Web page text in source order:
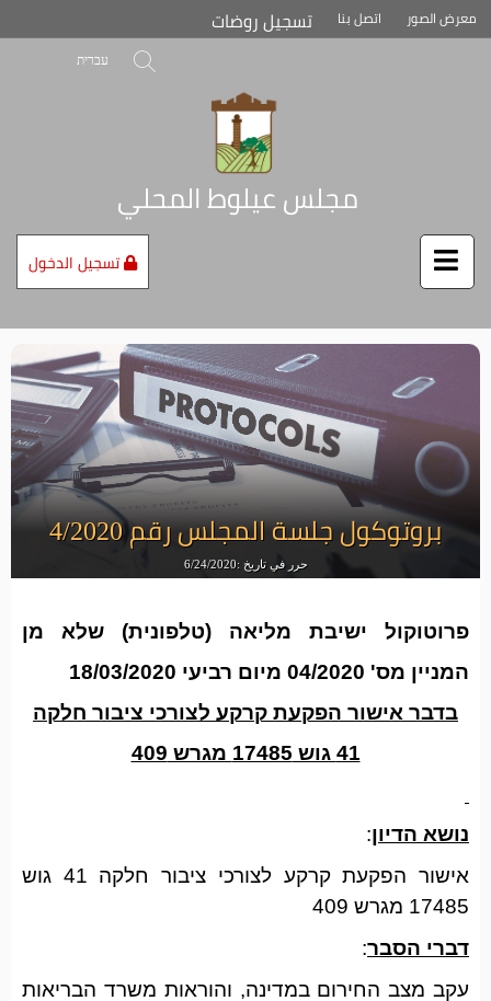
إلى
معرض الصور اتصل بنا تسجيل روضات
بحث עברית
مجلس عيلوط المحلي
تسجيل الدخول
بروتوكول جلسة المجلس رقم 4/2020
حرر في تاريخ :6/24/2020
פרוטוקול ישיבת מליאה (טלפונית) שלא מן
המניין מס' 04/2020 מיום רביעי 18/03/2020
בדבר אישור הפקעת קרקע לצורכי ציבור חלקה
41 גוש 17485 מגרש 409
נושא הדיון:
אישור הפקעת קרקע לצורכי ציבור חלקה 41 גוש
17485 מגרש 409
דברי הסבר:
עקב מצב החירום במדינה, והוראות משרד הבריאות